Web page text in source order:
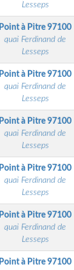
Lesseps
Point à Pitre97100
quai Ferdinand de
Lesseps
Point à Pitre97100
quai Ferdinand de
Lesseps
Point à Pitre97100
quai Ferdinand de
Lesseps
Point à Pitre97100
quai Ferdinand de
Lesseps
Point à Pitre97100
quai Ferdinand de
Lesseps
Point à Pitre97100